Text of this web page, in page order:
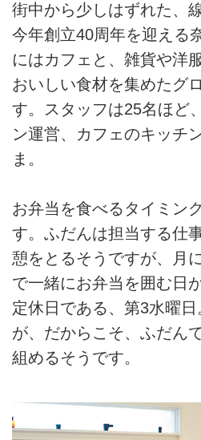
街中から少しはずれた、
今年創立40周年を迎える
にはカフェと、雑貨や洋
おいしい食材を集めたグ
す。スタッフは25名ほど
ン運営、カフェのキッチ
ま。
お弁当を食べるタイミン
す。ふだんは担当する仕
憩をとるそうですが、月
で一緒にお弁当を囲む日
定休日である、第3水曜
が、だからこそ、ふだん
組めるそうです。